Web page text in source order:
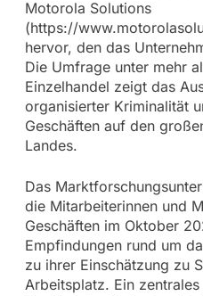
Motorola Solutions
(https://
hervor, den das
Die Umfrage unter mehr
Einzelhandel zeigt das
organisierter Kriminalität
Geschäften auf den
Landes.
Das
die Mitarbeiterinnen und
Geschäften im Oktober
Empfindungen rund um
zu ihrer Einschätzung zu
Arbeitsplatz. Ein